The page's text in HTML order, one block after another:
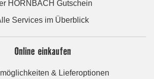
HORNBACH Gutschein
Services im Überblick
Online einkaufen
& Lieferoptionen